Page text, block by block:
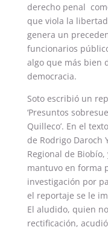
derecho penal
que viola la
genera un
funcionarios
algo que más bien
democracia.
Soto escribió un
‘Presuntos
Quilleco’. En el
de Rodrigo Daroch
Regional de
mantuvo en forma
investigación por
el reportaje se le
El aludido, quien
rectificación,